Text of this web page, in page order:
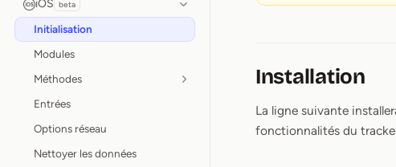
iOS beta
Initialisation
Modules
Méthodes
Entrées
Options réseau
Nettoyer les données
Installation
La ligne suivante
fonctionnalités du